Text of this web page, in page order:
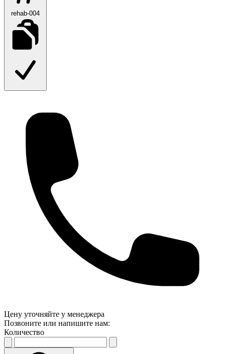
rehab-004
Цену уточняйте у менеджера
Позвоните или напишите нам:
Количество